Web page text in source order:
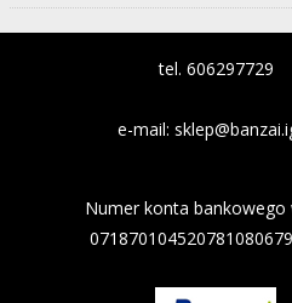
tel. 606297729
e-mail:
Numer konta bankowego